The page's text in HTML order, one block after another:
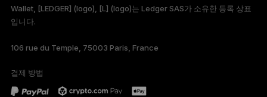
TÜRKÇE
DEUTSCH
PORTUGUÊS
Wallet, [LEDGER] (logo), [L] (logo)는 Ledger SAS가 소유한 등록 상표
입니다.
106 rue du Temple, 75003 Paris, France
결제 방법